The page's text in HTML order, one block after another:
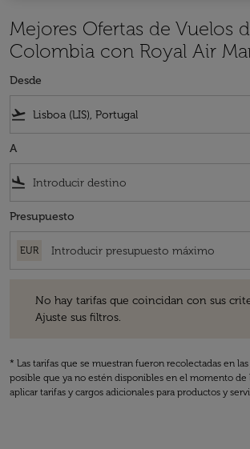
Mejores Ofertas de Vuelos
Colombia con Royal Air
Desde
flight_takeoff
A
flight_land
Presupuesto
EUR
No hay tarifas que coincidan con sus
Ajuste sus filtros.
* Las tarifas que se muestran fueron recolectadas en
posible que ya no estén disponibles en el momento de
aplicar tarifas y cargos adicionales para productos y